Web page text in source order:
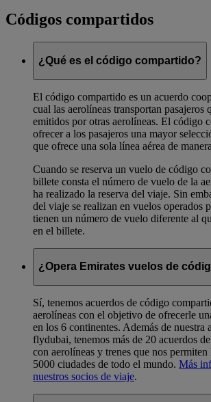
Códigos compartidos
¿Qué es el código compartido?
El código compartido es un acuerdo
cual las aerolíneas transportan pasajeros
emitidos por otras aerolíneas. El código
ofrecer a los pasajeros una mayor
que ofrece una sola línea aérea de
Cuando se reserva un vuelo de código
billete consta el número de vuelo de la
ha realizado la reserva del viaje. Sin
del viaje se realizan en vuelos operados
tienen un número de vuelo diferente al
en el billete.
¿Opera Emirates vuelos de
Sí, tenemos acuerdos de código
aerolíneas con el objetivo de ofrecerle
en los 6 continentes. Además de nuestra
flydubai, tenemos más de 20 acuerdos
con aerolíneas y trenes que nos permiten
5000 ciudades de todo el mundo. Más
nuestros socios de viaje.